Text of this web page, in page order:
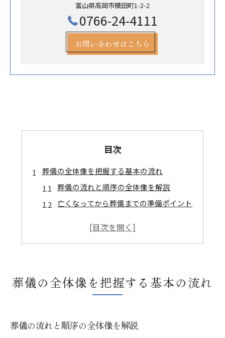
富山県高岡市横田町1-2-2
0766-24-4111
お問い合わせはこちら
目次
葬儀の全体像を把握する基本の流れ
葬儀の流れと順序の全体像を解説
亡くなってから葬儀までの準備ポイント
親族が知っておきたい葬儀の段取り
葬儀で守るべきマナーの基礎知識
流れごとの葬儀マナーと注意点
葬儀の全体像を把握する基本の流れ
葬儀の流れと順序の全体像を解説